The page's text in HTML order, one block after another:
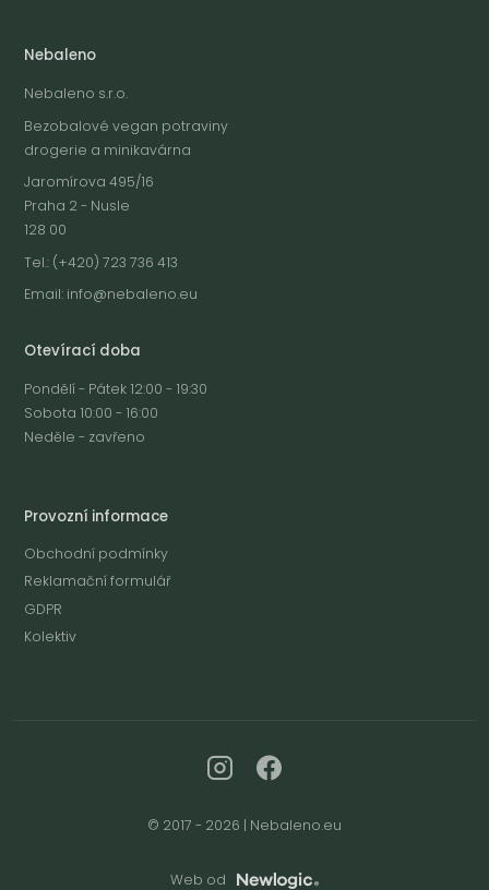
Nebaleno
Nebaleno s.r.o.
Bezobalové vegan potraviny
drogerie a minikavárna
Jaromírova 495/16
Praha 2 - Nusle
128 00
Tel.: (+420) 723 736 413
Email: info@nebaleno.eu
Otevírací doba
Pondělí - Pátek 12:00 - 19:30
Sobota 10:00 - 16:00
Neděle - zavřeno
Provozní informace
Obchodní podmínky
Reklamační formulář
GDPR
Kolektiv
© 2017 - 2026 | Nebaleno.eu
Web od